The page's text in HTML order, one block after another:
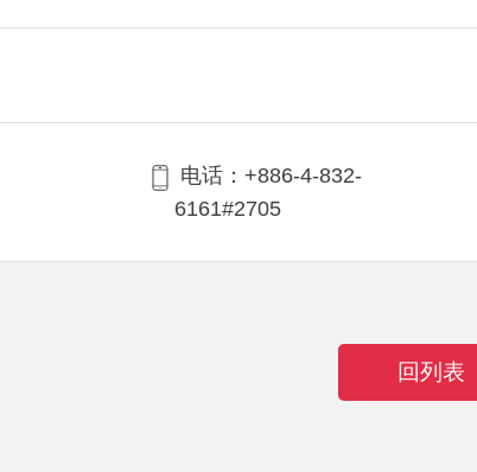
电话：+886-4-832-
6161#2705
回列表